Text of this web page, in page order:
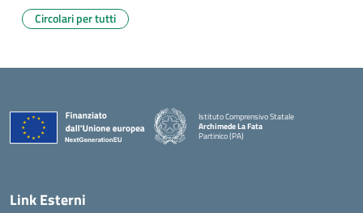
Circolari per tutti
Istituto Comprensivo Statale
Archimede La Fata
Partinico (PA)
Link Esterni